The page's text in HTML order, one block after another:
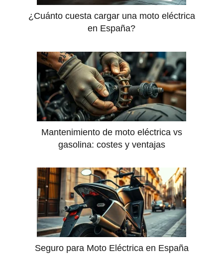
¿Cuánto cuesta cargar una moto eléctrica
en España?
Mantenimiento de moto eléctrica vs
gasolina: costes y ventajas
Seguro para Moto Eléctrica en España